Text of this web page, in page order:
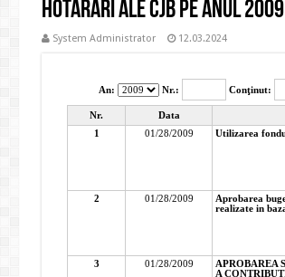
Hotarari ale CJB pe anul 2009
System Administrator 12.03.2024